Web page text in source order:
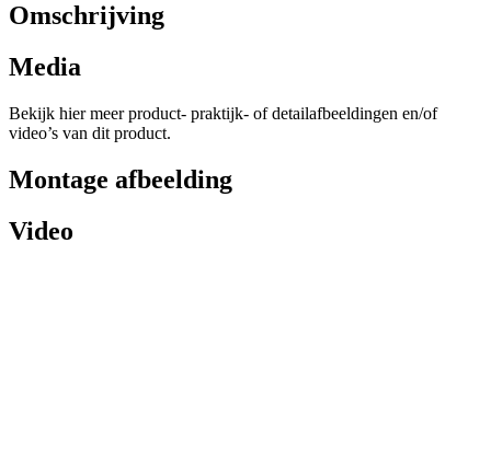
Omschrijving
Media
Bekijk hier meer product- praktijk- of detailafbeeldingen en/of
video’s van dit product.
Montage afbeelding
Video